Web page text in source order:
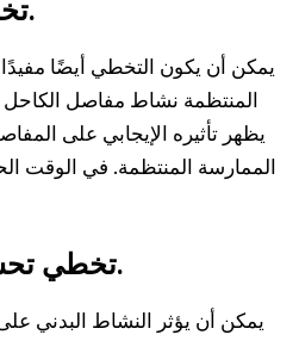
تخطي مفيد للمفاصل.
يمكن أن يكون التخطي أيضًا
المنتظمة نشاط مفاصل الكاحل
يظهر تأثيره الإيجابي على
الممارسة المنتظمة. في الوقت
تخطي تحسين الصحة العقلية.
يمكن أن يؤثر النشاط البدني